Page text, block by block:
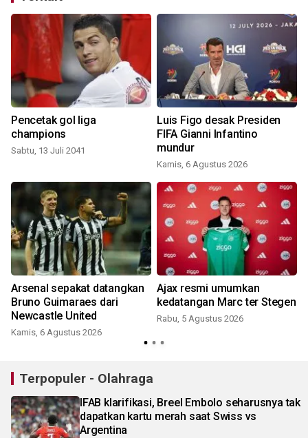
Pencetak gol liga
champions
Sabtu, 13 Juli 2041
Luis Figo desak Presiden
FIFA Gianni Infantino
mundur
Kamis, 6 Agustus 2026
Arsenal sepakat datangkan
Bruno Guimaraes dari
Newcastle United
Kamis, 6 Agustus 2026
Ajax resmi umumkan
kedatangan Marc ter Stegen
Rabu, 5 Agustus 2026
Terpopuler - Olahraga
IFAB klarifikasi, Breel Embolo seharusnya tak
dapatkan kartu merah saat Swiss vs
Argentina